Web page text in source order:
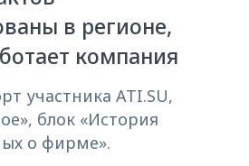
в регионе,
компания
участника ATI.SU,
блок «История
о фирме».